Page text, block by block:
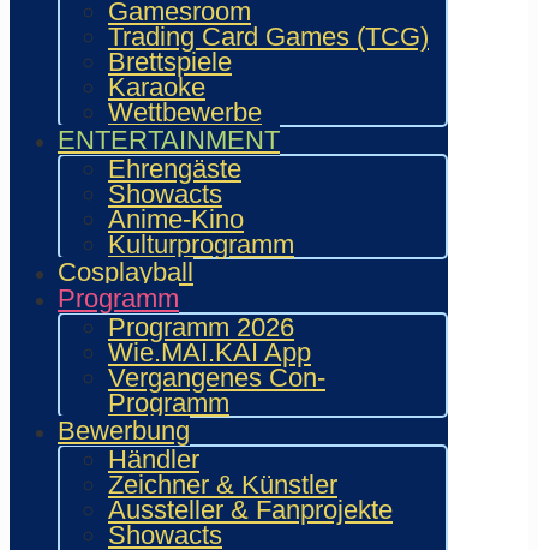
Gamesroom
Trading Card Games (TCG)
Brettspiele
Karaoke
Wettbewerbe
ENTERTAINMENT
Ehrengäste
Showacts
Anime-Kino
Kulturprogramm
Cosplayball
Programm
Programm 2026
Wie.MAI.KAI App
Vergangenes Con-
Programm
Bewerbung
Händler
Zeichner & Künstler
Aussteller & Fanprojekte
Showacts
23. Mai 2026
Peggy Pollow
(Synchronsprecherin)